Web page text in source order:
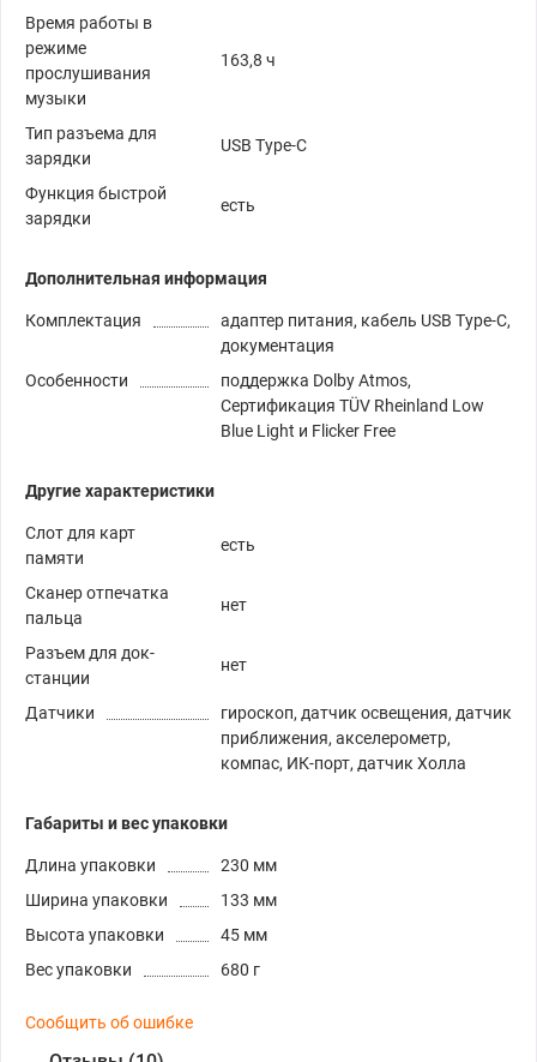
Время работы в
режиме
прослушивания
музыки
163,8 ч
Тип разъема для
зарядки
USB Type-C
Функция быстрой
зарядки
есть
Дополнительная информация
Комплектация
адаптер питания, кабель USB Type-C,
документация
Особенности
поддержка Dolby Atmos,
Сертификация TÜV Rheinland Low
Blue Light и Flicker Free
Другие характеристики
Слот для карт
памяти
есть
Сканер отпечатка
пальца
нет
Разъем для док-
станции
нет
Датчики
гироскоп, датчик освещения, датчик
приближения, акселерометр,
компас, ИК-порт, датчик Холла
Габариты и вес упаковки
Длина упаковки
230 мм
Ширина упаковки
133 мм
Высота упаковки
45 мм
Вес упаковки
680 г
Сообщить об ошибке